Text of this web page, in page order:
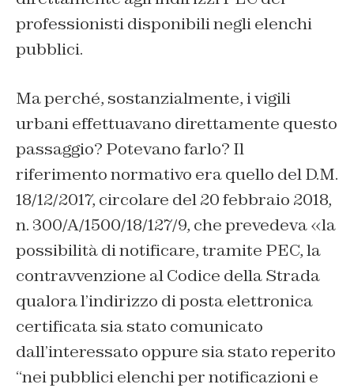
professionisti disponibili negli elenchi
pubblici.
Ma perché, sostanzialmente, i vigili
urbani effettuavano direttamente questo
passaggio? Potevano farlo? Il
riferimento normativo era quello del D.M.
18/12/2017, circolare del 20 febbraio 2018,
n. 300/A/1500/18/127/9, che prevedeva «la
possibilità di notificare, tramite PEC, la
contravvenzione al Codice della Strada
qualora l’indirizzo di posta elettronica
certificata sia stato comunicato
dall’interessato oppure sia stato reperito
“nei pubblici elenchi per notificazioni e